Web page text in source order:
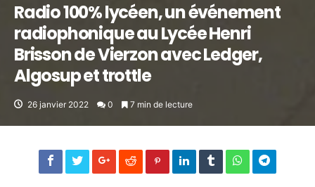
Radio 100% lycéen, un événement
radiophonique au Lycée Henri
Brisson de Vierzon avec Ledger,
Algosup et trottle
26 janvier 2022 0 7 min de lecture